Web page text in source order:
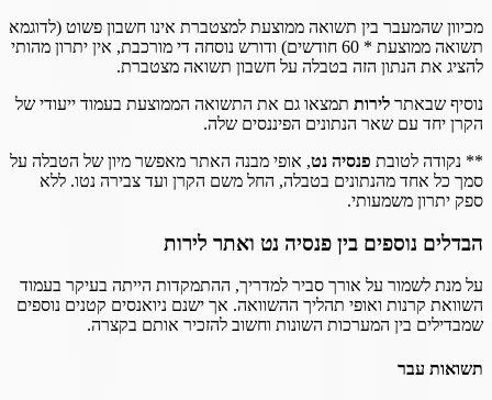
מכיוון שהמעבר בין תשואה ממוצעת למצטברת אינו חשבון פשוט (לדוגמא
תשואה ממוצעת * 60 חודשים) ודורש נוסחה די מורכבת, אין יתרון מהותי
להציג את הנתון הזה בטבלה על חשבון תשואה מצטברת.
נוסיף שבאתר לירות תמצאו גם את התשואה הממוצעת בעמוד ייעודי של
הקרן יחד עם שאר הנתונים הפיננסים שלה.
** נקודה לטובת פנסיה נט, אופי מבנה האתר מאפשר מיון של הטבלה על
סמך כל אחד מהנתונים בטבלה, החל משם הקרן ועד צבירה נטו. ללא
ספק יתרון משמעותי.
הבדלים נוספים בין פנסיה נט ואתר לירות
על מנת לשמור על אורך סביר למדריך, ההתמקדות הייתה בעיקר בעמוד
השוואת קרנות ואופי תהליך ההשוואה. אך ישנם ניואנסים קטנים נוספים
שמבדילים בין המערכות השונות וחשוב להזכיר אותם בקצרה.
תשואות עבר